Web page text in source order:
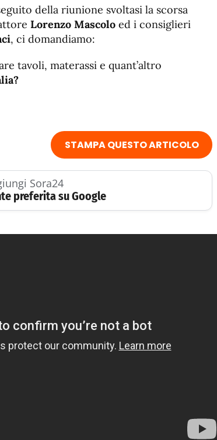
della riunione svoltasi la scorsa
Lorenzo Mascolo ed i consiglieri
, ci domandiamo:
tavoli, materassi e quant’altro
STAMPA QUESTO ARTICOLO
Sora24
preferita su Google